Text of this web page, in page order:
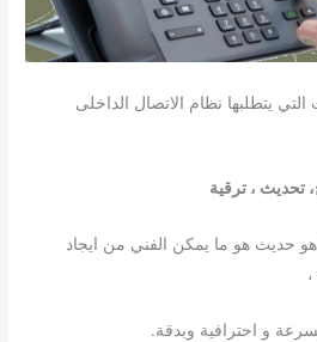
يتطلبها نظام الاتصال الداخلى
تحديث ، ترقية
حديث هو ما يمكن الفني من ايجاد
و احترافية وبدقة.